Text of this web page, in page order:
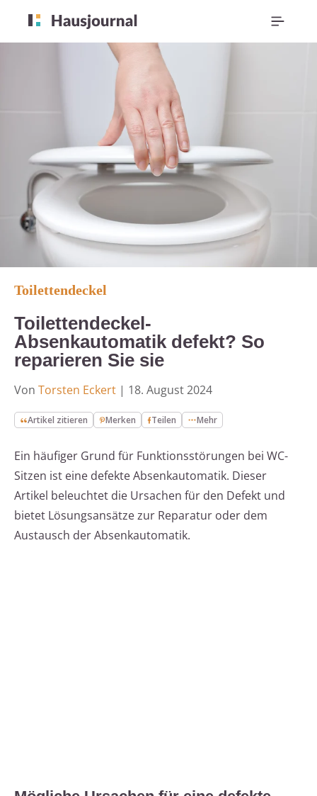
Toilettendeckel
Toilettendeckel-
Absenkautomatik defekt? So
reparieren Sie sie
Von Torsten Eckert | 18. August 2024
Artikel zitieren Merken Teilen Mehr
Ein häufiger Grund für Funktionsstörungen bei WC-
Sitzen ist eine defekte Absenkautomatik. Dieser
Artikel beleuchtet die Ursachen für den Defekt und
bietet Lösungsansätze zur Reparatur oder dem
Austausch der Absenkautomatik.